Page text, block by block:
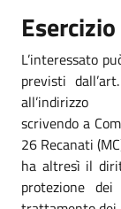
L’interessato
previsti
all’indirizzo
scrivendo a
26 Recanati
ha altresì il
protezione